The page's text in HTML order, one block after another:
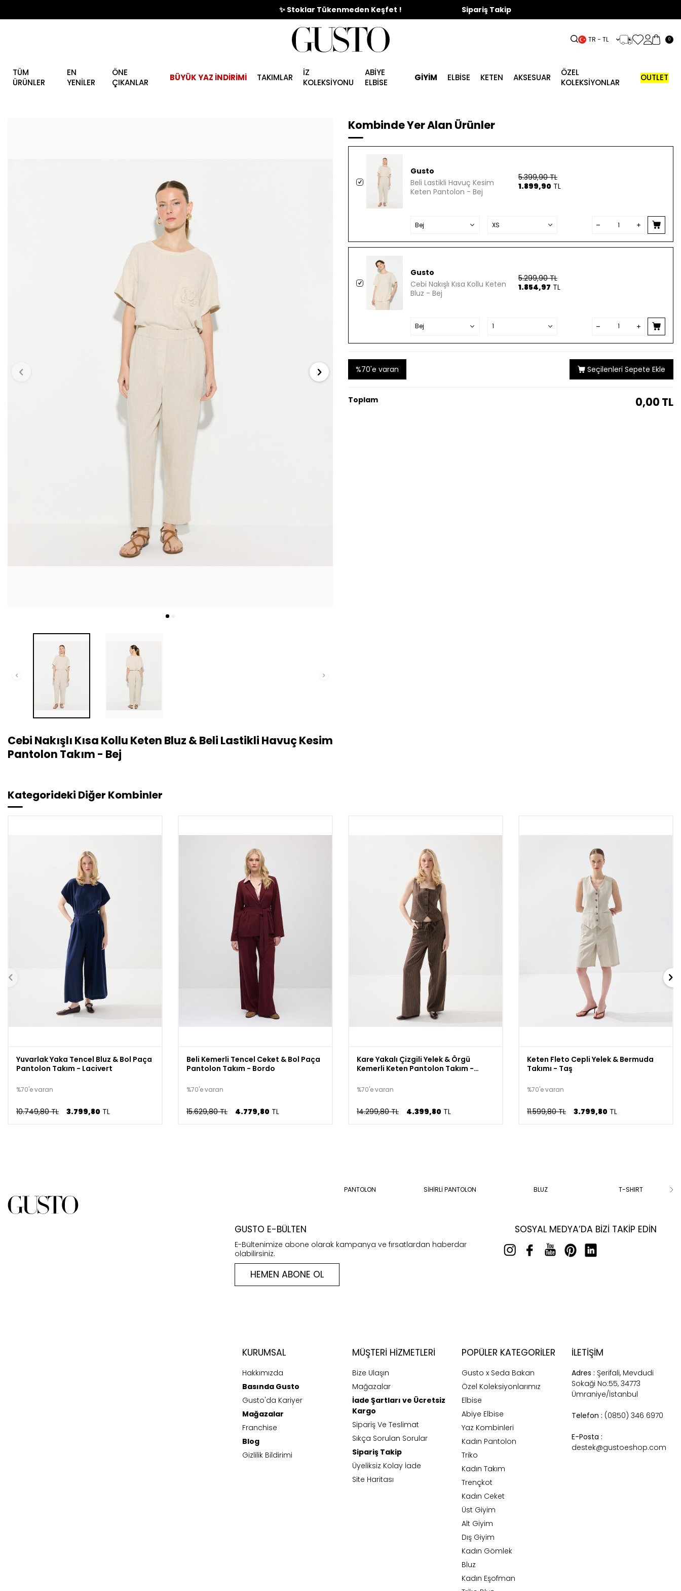
🎉%70'e Varan Büyük Yaz İndirim Başladı ! Sipariş Takip
TR − TL 0
TÜM
ÜRÜNLER
EN
YENİLER
ÖNE
ÇIKANLAR
BÜYÜK YAZ İNDİRİMİ TAKIMLAR
İZ
KOLEKSİYONU
ABİYE
ELBİSE
GİYİM ELBISE KETEN AKSESUAR
ÖZEL
KOLEKSİYONLAR
OUTLET
Cebi Nakışlı Kısa Kollu Keten Bluz & Beli Lastikli Havuç Kesim
Pantolon Takım - Bej
Kombinde Yer Alan Ürünler
Gusto
Beli Lastikli Havuç Kesim
Keten Pantolon - Bej
5.399,90TL
1.899,90TL
Gusto
Cebi Nakışlı Kısa Kollu Keten
Bluz - Bej
5.299,90TL
1.854,97 TL
%70'e varan Seçilenleri Sepete Ekle
Toplam 0,00 TL
Kategorideki Diğer Kombinler
Yuvarlak Yaka Tencel Bluz & Bol Paça
Pantolon Takım - Lacivert
%70'e varan
10.749,80 TL 3.799,80 TL
Beli Kemerli Tencel Ceket & Bol Paça
Pantolon Takım - Bordo
%70'e varan
15.629,80 TL 4.779,80 TL
Kare Yakalı Çizgili Yelek & Örgü
Kemerli Keten Pantolon Takım -
%70'e varan
14.299,80 TL 4.399,80 TL
Keten Fleto Cepli Yelek & Bermuda
Takımı - Taş
%70'e varan
11.599,80 TL 3.799,80 TL
PANTOLON SİHİRLİ PANTOLON BLUZ T-SHIRT
GUSTO E-BÜLTEN
E-Bültenimize abone olarak kampanya ve fırsatlardan haberdar
olabilirsiniz.
HEMEN ABONE OL
SOSYAL MEDYA’DA BIZI TAKIP EDIN
KURUMSAL
Hakkımızda
Basında Gusto
Gusto'da Kariyer
Mağazalar
Franchise
Blog
Gizlilik Bildirimi
MÜŞTERI HIZMETLERI
Bize Ulaşın
Mağazalar
İade Şartları ve Ücretsiz
Kargo
Sipariş Ve Teslimat
Sıkça Sorulan Sorular
Sipariş Takip
Üyeliksiz Kolay İade
Site Haritası
POPÜLER KATEGORILER
Gusto x Seda Bakan
Özel Koleksiyonlarımız
Elbise
Abiye Elbise
Yaz Kombinleri
Kadın Pantolon
Triko
Kadın Takım
Trençkot
Kadın Ceket
Üst Giyim
Alt Giyim
Dış Giyim
Kadın Gömlek
Bluz
Kadın Eşofman
İLETİŞİM
Adres : Şerifali, Mevdudi
Sokaği No:55, 34773
Ümraniye/İstanbul
Telefon : (0850) 346 6970
E-Posta :
destek@gustoeshop.com